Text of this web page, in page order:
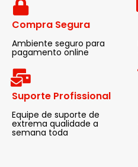
Compra Segura
Ambiente seguro para
pagamento online
Suporte Profissional
Equipe de suporte de
extrema qualidade a
semana toda